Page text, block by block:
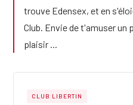
trouve Edensex, et en
Club. Envie de t'amuser un
plaisir ...
CLUB LIBERTIN